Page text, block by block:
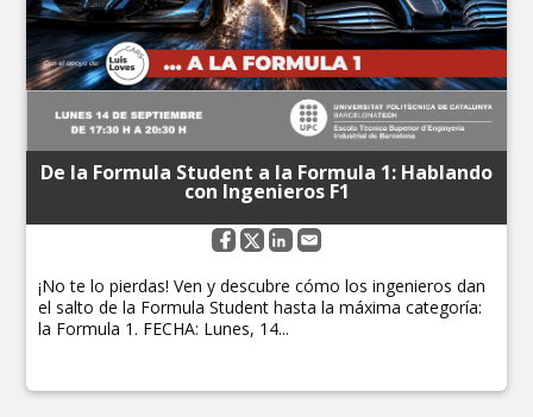
De la Formula Student a la Formula 1: Hablando
con Ingenieros F1
¡No te lo pierdas! Ven y descubre cómo los ingenieros dan
el salto de la Formula Student hasta la máxima categoría:
la Formula 1. FECHA: Lunes, 14...